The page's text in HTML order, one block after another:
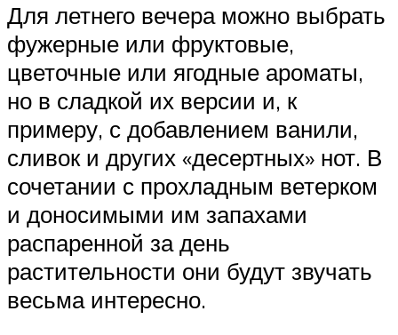
Для летнего вечера можно выбрать
фужерные или фруктовые,
цветочные или ягодные ароматы,
но в сладкой их версии и, к
примеру, с добавлением ванили,
сливок и других «десертных» нот. В
сочетании с прохладным ветерком
и доносимыми им запахами
распаренной за день
растительности они будут звучать
весьма интересно.